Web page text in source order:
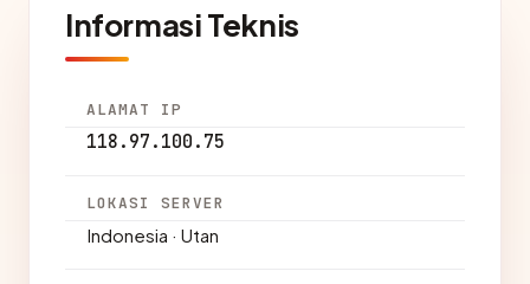
Informasi Teknis
ALAMAT IP
118.97.100.75
LOKASI SERVER
Indonesia · Utan